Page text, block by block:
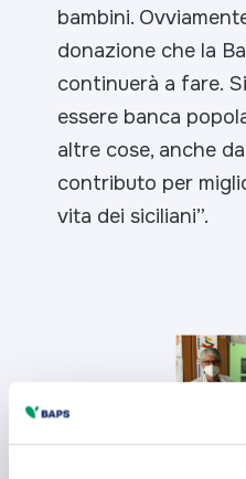
bambini.
donazione che la
continuerà a fare.
essere banca
altre cose, anche
contributo per
vita dei siciliani”.